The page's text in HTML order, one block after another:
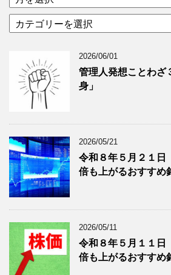
ー
イ
グ
記
事
を
表
示
テ
ー
グ
記
事
を
表
示
2026/06/01
管理人発想ことわざ
身」
2026/05/21
令和８年５月２１
倍も上がるおすすめ
2026/05/11
令和８年５月１１
倍も上がるおすすめ